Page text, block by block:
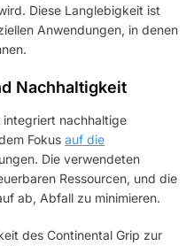
Diese Langlebigkeit ist
Anwendungen, in denen
Nachhaltigkeit
integriert nachhaltige
Fokus auf die
Die verwendeten
Ressourcen, und die
ab, Abfall zu minimieren.
des Continental Grip zur